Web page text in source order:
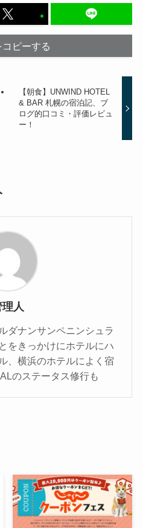
ピーする
【朝食】UNWIND HOTEL
& BAR 札幌の宿泊記、ブ
ログ的口コミ・評価レビュ
ー！
人
ダナンサンペニンシュラ
をきっかけにホテルにハ
、横浜のホテルによく宿
のステータス修行も